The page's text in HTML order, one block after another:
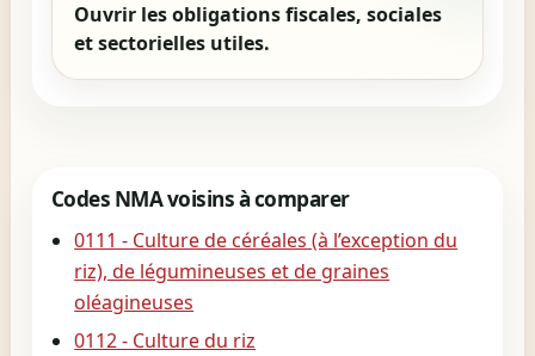
Ouvrir les obligations fiscales, sociales
et sectorielles utiles.
Codes NMA voisins à comparer
0111 - Culture de céréales (à l’exception du
riz), de légumineuses et de graines
oléagineuses
0112 - Culture du riz